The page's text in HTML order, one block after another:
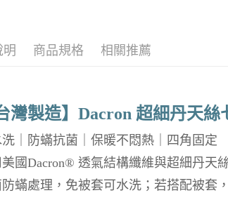
明 商品規格 相關推薦
灣製造】Dacron 超細丹天絲
｜防蟎抗菌｜保暖不悶熱｜四角固定
國Dacron® 透氣結構纖維與超細丹天
蟎處理，免被套可水洗；若搭配被套